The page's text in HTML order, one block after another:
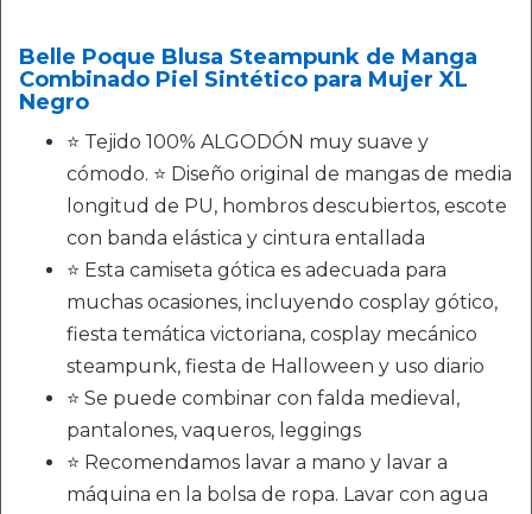
Belle Poque Blusa Steampunk de Manga
Combinado Piel Sintético para Mujer XL
Negro
⭐ Tejido 100% ALGODÓN muy suave y
cómodo. ⭐ Diseño original de mangas de media
longitud de PU, hombros descubiertos, escote
con banda elástica y cintura entallada
⭐ Esta camiseta gótica es adecuada para
muchas ocasiones, incluyendo cosplay gótico,
fiesta temática victoriana, cosplay mecánico
steampunk, fiesta de Halloween y uso diario
⭐ Se puede combinar con falda medieval,
pantalones, vaqueros, leggings
⭐ Recomendamos lavar a mano y lavar a
máquina en la bolsa de ropa. Lavar con agua